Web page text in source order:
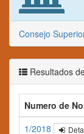
Consejo
Resultados
Numero de
1/2018